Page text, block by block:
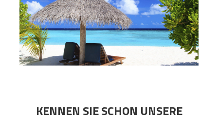
KENNEN SIE SCHON UNSERE